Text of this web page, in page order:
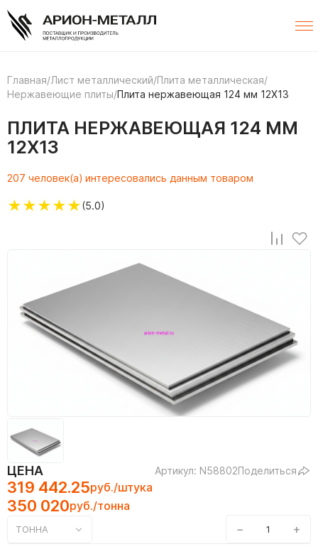
Главная/Лист металлический/Плита металлическая/
Нержавеющие плиты/Плита нержавеющая 124 мм 12Х13
ПЛИТА НЕРЖАВЕЮЩАЯ 124 ММ
12Х13
207 человек(а) интересовались данным товаром
★★★★★(5.0)
ЦЕНА Артикул: N58802Поделиться
319 442.25руб./штука
350 020руб./тонна
ТОННА − +